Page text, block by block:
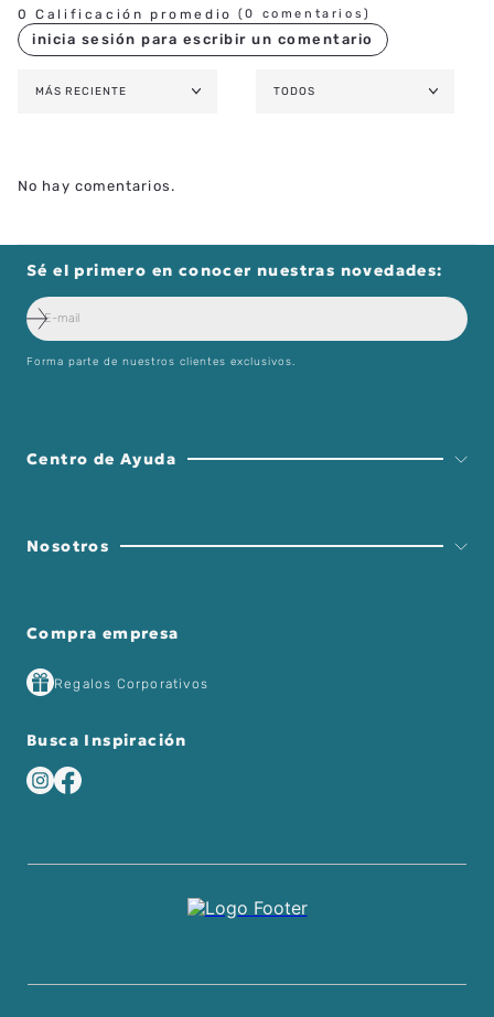
0 Calificación promedio (0 comentarios)
MÁS RECIENTE TODOS
No hay comentarios.
Sé el primero en conocer nuestras novedades:
Forma parte de nuestros clientes exclusivos.
Centro de Ayuda
Nosotros
Compra empresa
Regalos Corporativos
Busca Inspiración